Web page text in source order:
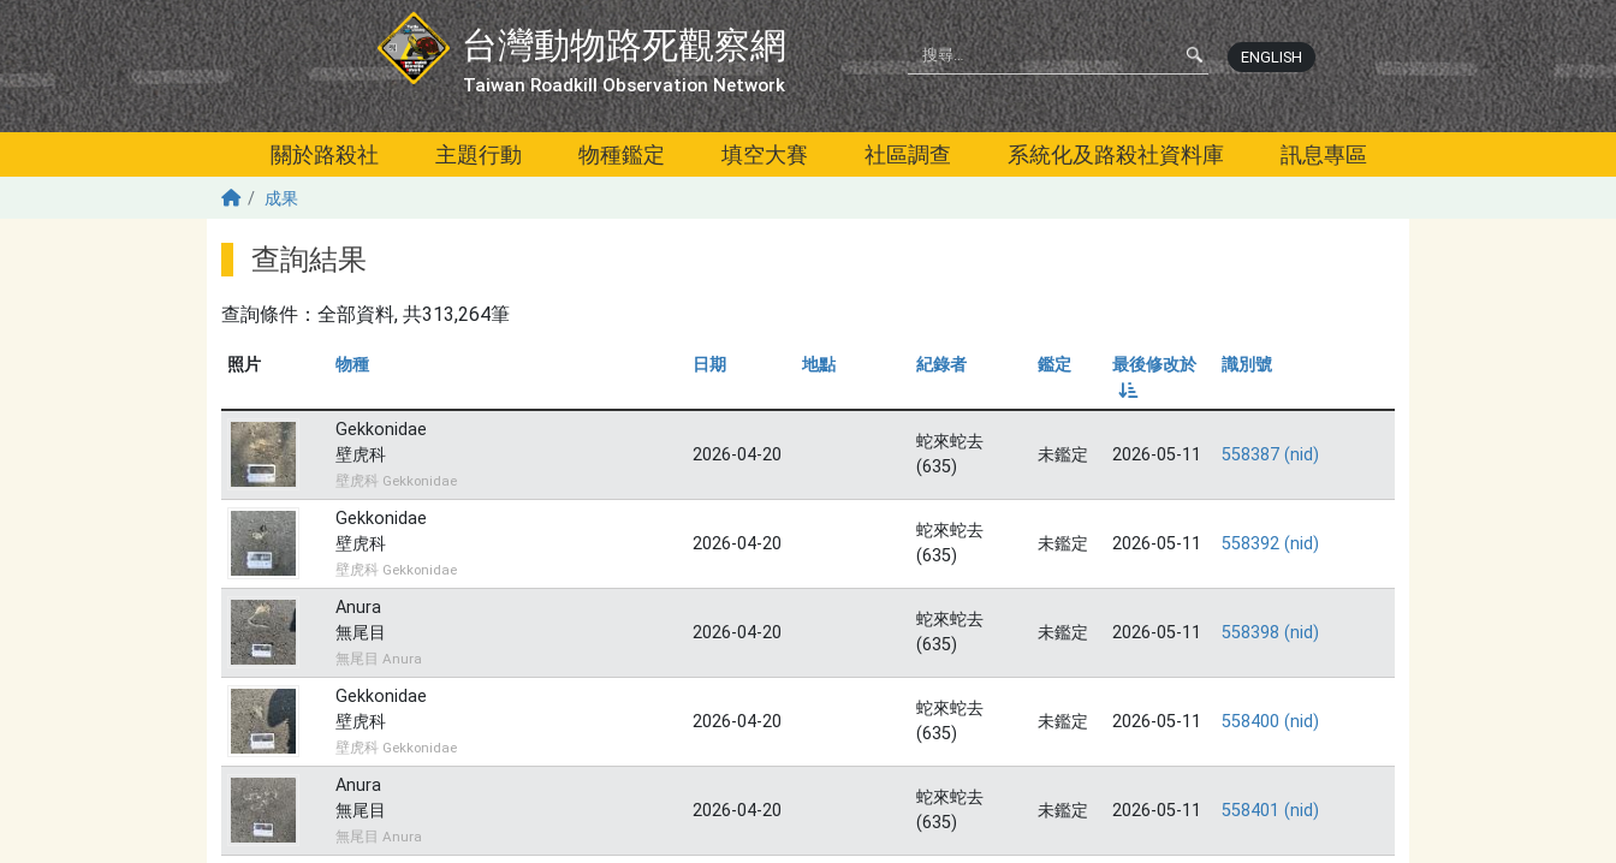
移至主內容
台灣動物路死觀察網
Taiwan Roadkill Observation Network
ENGLISH
關於路殺社 主題行動 物種鑑定 填空大賽 社區調查 系統化及路殺社資料庫 訊息專區
成果
查詢結果
查詢條件： 全部資料, 共313,264筆
照片 物種 日期 地點 紀錄者 鑑定 最後修改於
由小到大
識別號
Gekkonidae
壁虎科
壁虎科 Gekkonidae
2026-04-20
蛇來蛇去
(635)
未鑑定 2026-05-11 558387 (nid)
Gekkonidae
壁虎科
壁虎科 Gekkonidae
2026-04-20
蛇來蛇去
(635)
未鑑定 2026-05-11 558392 (nid)
Anura
無尾目
無尾目 Anura
2026-04-20
蛇來蛇去
(635)
未鑑定 2026-05-11 558398 (nid)
Gekkonidae
壁虎科
壁虎科 Gekkonidae
2026-04-20
蛇來蛇去
(635)
未鑑定 2026-05-11 558400 (nid)
Anura
無尾目
無尾目 Anura
2026-04-20
蛇來蛇去
(635)
未鑑定 2026-05-11 558401 (nid)